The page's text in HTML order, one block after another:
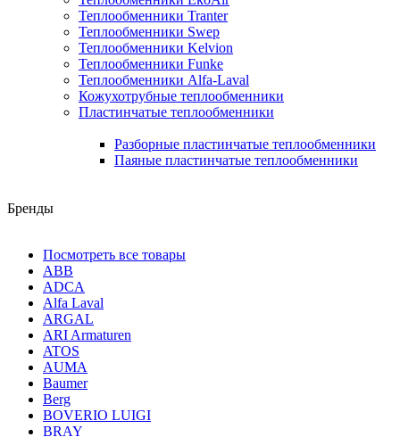
Теплообменники Tranter
Теплообменники Swep
Теплообменники Kelvion
Теплообменники Funke
Теплообменники Alfa-Laval
Кожухотрубные теплообменники
Пластинчатые теплообменники
Разборные пластинчатые теплообменники
Паяные пластинчатые теплообменники
Бренды
Посмотреть все товары
ABB
ADCA
Alfa Laval
ARGAL
ARI Armaturen
ATOS
AUMA
Baumer
Berg
BOVERIO LUIGI
BRAY